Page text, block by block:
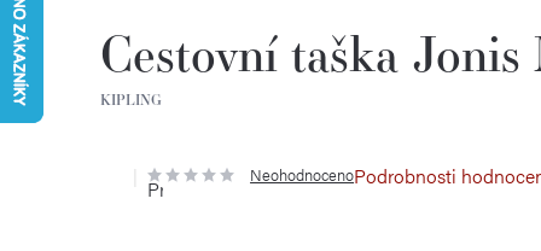
Cestovní taška
KIPLING
Průměrné
hodnocení
NeohodnocenoPodrobnosti